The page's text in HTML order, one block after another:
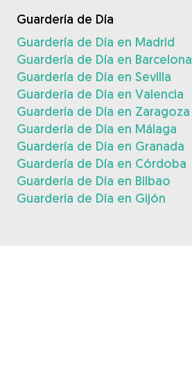
Guardería de Día
Guardería de Día en Madrid
Guardería de Día en Barcelona
Guardería de Día en Sevilla
Guardería de Día en Valencia
Guardería de Día en Zaragoza
Guardería de Día en Málaga
Guardería de Día en Granada
Guardería de Día en Córdoba
Guardería de Día en Bilbao
Guardería de Día en Gijón